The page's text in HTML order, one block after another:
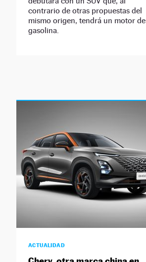
contrario de otras propuestas del
mismo origen, tendrá un motor de
gasolina.
ACTUALIDAD